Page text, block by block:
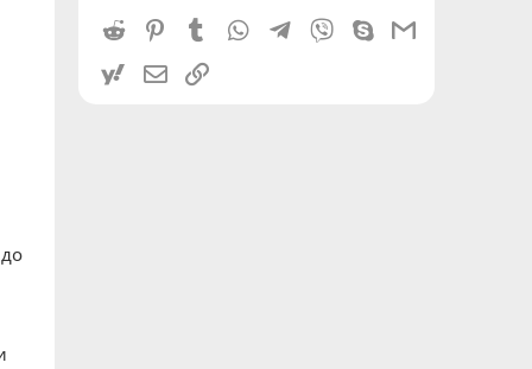
Reddit PinterestTumblr WhatsAppTelegram
Viber SkypeGmail
yahoomailЭлектронная почта